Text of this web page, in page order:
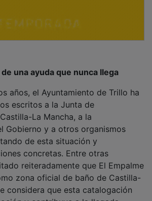
escritos a la Junta de
La Mancha, a la
Gobierno y a otros organismos
de esta situación y
concretas. Entre otras
reiteradamente que El Empalme
zona oficial de baño de Castilla-
considera que esta catalogación
y contribuye a la llegada